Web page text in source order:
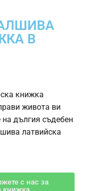
В
книжка
живота ви
на дългия съдебен
латвийска
с нас за